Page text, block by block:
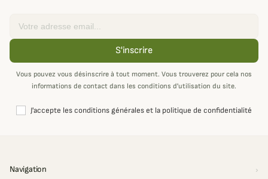
S'inscrire
Vous pouvez vous désinscrire à tout moment. Vous trouverez pour cela nos
informations de contact dans les conditions d'utilisation du site.
J'accepte les conditions générales et la politique de confidentialité
Navigation